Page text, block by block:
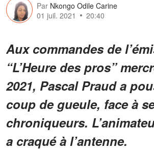
Par Nkongo Odile Carine
01 juil. 2021
20:40
Aux commandes de
“L’Heure des pros”
2021, Pascal Praud a
coup de gueule, face à
chroniqueurs.
a craqué à l’antenne.